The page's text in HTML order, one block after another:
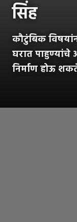
सिंह
कौटुंबिक
घरात
निर्माण होऊ